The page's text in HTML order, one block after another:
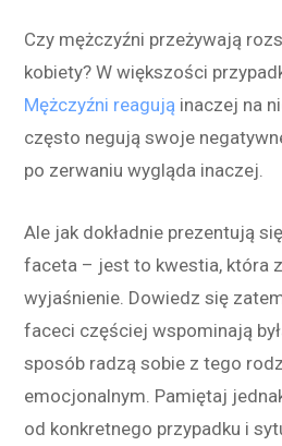
Czy mężczyźni przeżywają
kobiety? W większości
Mężczyźni reagują inaczej na
często negują swoje
po zerwaniu wygląda inaczej.
Ale jak dokładnie prezentują
faceta – jest to kwestia, która
wyjaśnienie. Dowiedz się
faceci częściej wspominają
sposób radzą sobie z tego
emocjonalnym. Pamiętaj
od konkretnego przypadku i